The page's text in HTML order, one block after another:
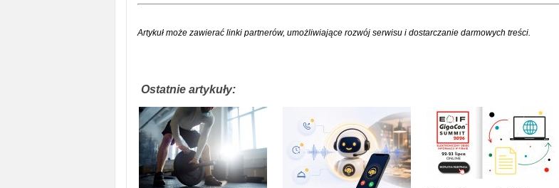
Artykuł może zawierać linki partnerów, umożliwiające rozwój serwisu i dostarczanie darmowych treści.
Ostatnie artykuły: